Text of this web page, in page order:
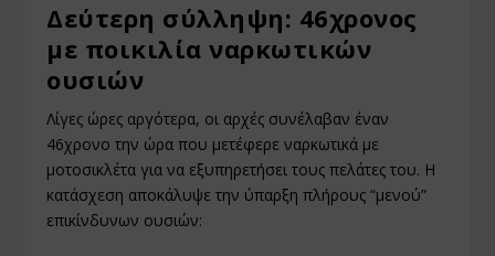
Δεύτερη σύλληψη: 46χρονος
με ποικιλία ναρκωτικών
ουσιών
Λίγες ώρες αργότερα, οι αρχές συνέλαβαν έναν
46χρονο την ώρα που μετέφερε ναρκωτικά με
μοτοσικλέτα για να εξυπηρετήσει τους πελάτες του. Η
κατάσχεση αποκάλυψε την ύπαρξη πλήρους “μενού”
επικίνδυνων ουσιών: